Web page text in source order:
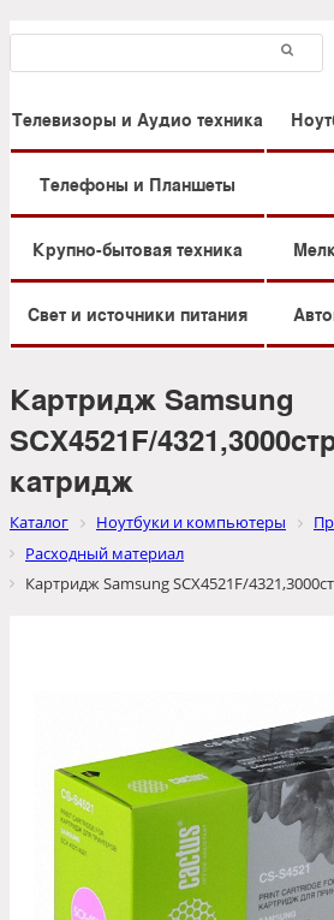
Телевизоры и Аудио техника
Телефоны и Планшеты
Крупно-бытовая техника
Свет и источники питания
Картридж Samsung
SCX4521F/
катридж
Каталог Ноутбуки и компьютеры
Расходный материал
Картридж Samsung SCX4521F/